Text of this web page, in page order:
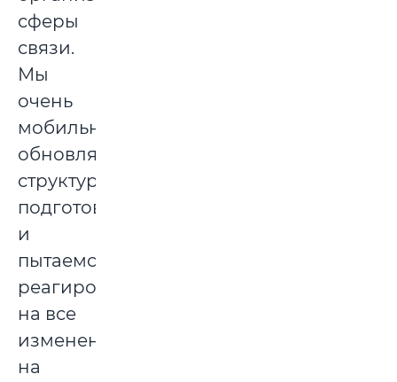
сферы
связи.
Мы
очень
мобильно
обновляем
структуру
подготовки
и
пытаемся
реагировать
на все
изменения
на